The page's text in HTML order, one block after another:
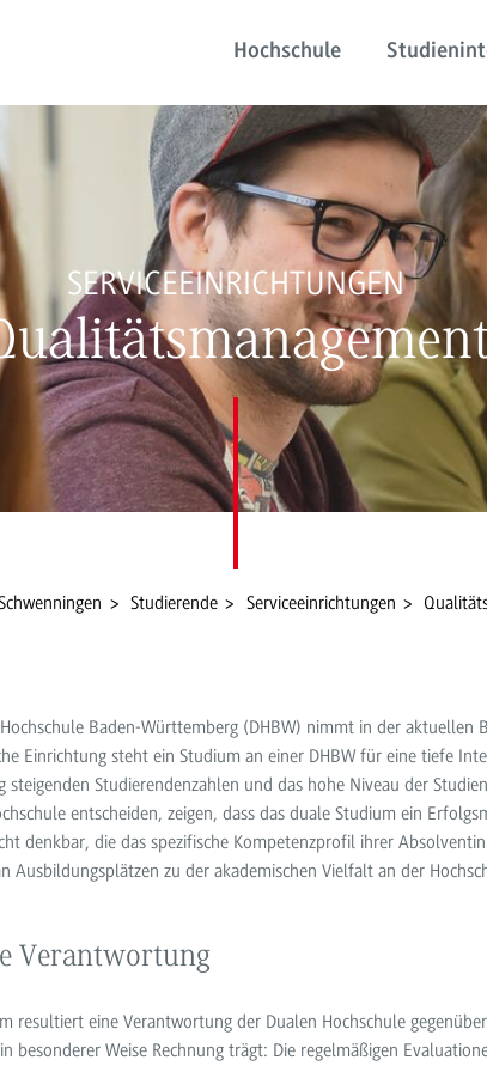
Hochschule
SERVICEEINRICHTUNGEN
Studierende Serviceeinrichtungen
Baden-Württemberg (DHBW) nimmt in der
Einrichtung steht ein Studium an einer DHBW für eine tiefe
steigenden Studierendenzahlen und das hohe Niveau der
entscheiden, zeigen, dass das duale Studium ein
denkbar, die das spezifische Kompetenzprofil ihrer
Ausbildungsplätzen zu der akademischen Vielfalt an der
Verantwortung
resultiert eine Verantwortung der Dualen Hochschule
besonderer Weise Rechnung trägt: Die regelmäßigen